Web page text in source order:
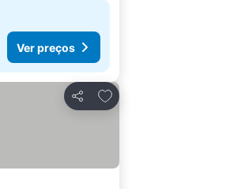
Ver preços
Partilhar
Adicionar aos favoritos